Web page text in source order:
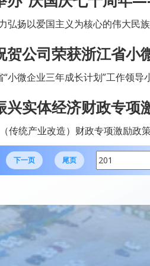
摄影比赛
弘扬以爱国主义为核心的伟大民
委员会主办，合兴摄影俱乐部...
贺公司荣获浙江省小
微企业三年成长计划”工作领导
健...实体经济财政专项
行 合兴作为会场之一
传统产业改造）财政专项激励政
统产业改造）财政专项激励政策
大举措。2017年以来，省级财政
下一页 尾页